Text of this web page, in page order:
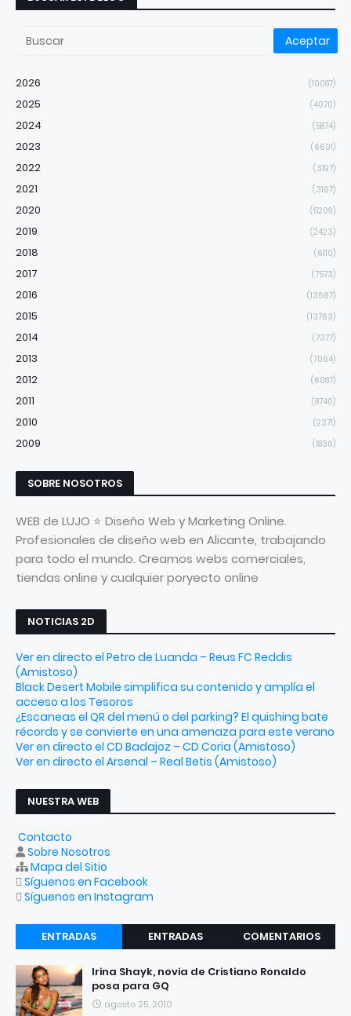
2026 (10087)
2025 (4070)
2024 (5874)
2023 (6601)
2022 (3197)
2021 (3167)
2020 (5209)
2019 (2423)
2018 (6110)
2017 (7573)
2016 (13667)
2015 (13763)
2014 (7377)
2013 (7064)
2012 (6087)
2011 (8740)
2010 (2371)
2009 (1836)
SOBRE NOSOTROS
WEB de LUJO ⭐ Diseño Web y Marketing Online.
Profesionales de diseño web en Alicante, trabajando
para todo el mundo. Creamos webs comerciales,
tiendas online y cualquier poryecto online
NOTICIAS 2D
Ver en directo el Petro de Luanda – Reus FC Reddis
(Amistoso)
Black Desert Mobile simplifica su contenido y amplía el
acceso a los Tesoros
¿Escaneas el QR del menú o del parking? El quishing bate
récords y se convierte en una amenaza para este verano
Ver en directo el CD Badajoz – CD Coria (Amistoso)
Ver en directo el Arsenal – Real Betis (Amistoso)
NUESTRA WEB
Contacto
Sobre Nosotros
Mapa del Sitio
Síguenos en Facebook
Síguenos en Instagram
ENTRADAS
RECIENTES
ENTRADAS
COMENTARIOS
Irina Shayk, novia de Cristiano Ronaldo
posa para GQ
agosto 25, 2010